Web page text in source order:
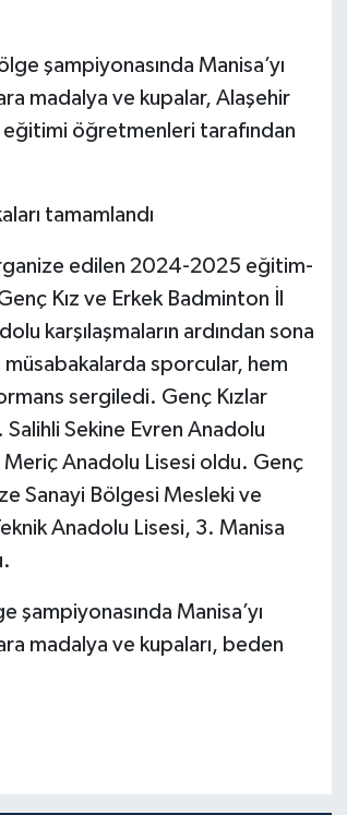
şampiyonasında Manisa’yı
madalya ve kupalar, Alaşehir
öğretmenleri tarafından
tamamlandı
edilen 2024-2025 eğitim-
Kız ve Erkek Badminton İl
karşılaşmaların ardından sona
sporcular, hem
sergiledi. Genç Kızlar
Sekine Evren Anadolu
Anadolu Lisesi oldu. Genç
Sanayi Bölgesi Mesleki ve
Anadolu Lisesi, 3. Manisa
şampiyonasında Manisa’yı
madalya ve kupaları, beden